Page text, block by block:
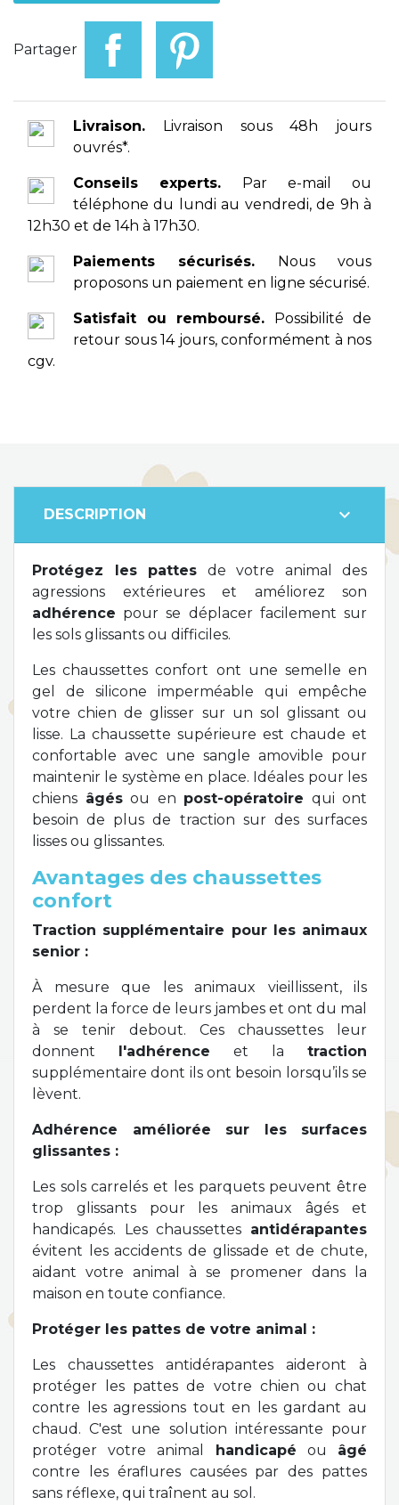
Partager
Livraison. Livraison sous 48h jours
ouvrés*.
Conseils experts. Par e-mail ou
téléphone du lundi au vendredi, de 9h à
12h30 et de 14h à 17h30.
Paiements sécurisés. Nous vous
proposons un paiement en ligne sécurisé.
Satisfait ou remboursé. Possibilité de
retour sous 14 jours, conformément à nos
cgv.
DESCRIPTION expand_more
Protégez les pattes de votre animal des
agressions extérieures et améliorez son
adhérence pour se déplacer facilement sur
les sols glissants ou difficiles.
Les chaussettes confort ont une semelle en
gel de silicone imperméable qui empêche
votre chien de glisser sur un sol glissant ou
lisse. La chaussette supérieure est chaude et
confortable avec une sangle amovible pour
maintenir le système en place. Idéales pour les
chiens âgésou en post-opératoire qui ont
besoin de plus de traction sur des surfaces
lisses ou glissantes.
Avantages des chaussettes
confort
Traction supplémentaire pour les animaux
senior :
À mesure que les animaux vieillissent, ils
perdent la force de leurs jambes et ont du mal
à se tenir debout. Ces chaussettes leur
donnent l'adhérence et la traction
supplémentaire dont ils ont besoin lorsqu’ils se
lèvent.
Adhérence améliorée sur les surfaces
glissantes :
Les sols carrelés et les parquets peuvent être
trop glissants pour les animaux âgés et
handicapés. Les chaussettes antidérapantes
évitent les accidents de glissade et de chute,
aidant votre animal à se promener dans la
maison en toute confiance.
Protéger les pattes de votre animal :
Les chaussettes antidérapantes aideront à
protéger les pattes de votre chien ou chat
contre les agressions tout en les gardant au
chaud. C'est une solution intéressante pour
protéger votre animal handicapé ou âgé
contre les éraflures causées par des pattes
sans réflexe, qui traînent au sol.